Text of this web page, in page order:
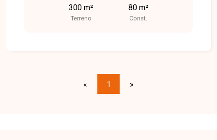
opções de comércio e serviços. Oportunidade
para investidores e construtores que buscam um
300 m²
Terreno
80 m²
Const.
« 1 »